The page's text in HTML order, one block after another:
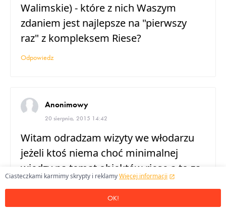
Walimskie) - które z nich Waszym
zdaniem jest najlepsze na "pierwszy
raz" z kompleksem Riese?
Odpowiedz
Anonimowy
20 sierpnia, 2015 14:42
Witam odradzam wizyty we włodarzu
jeżeli ktoś niema choć minimalnej
wiedzy na temat obiektów riese a to za
sprawą przewodnika (być możne ja
tylko tak źle trafiłem ) .Kompetencja
Ciasteczkami karmimy skrypty i reklamyWięcej informacji
OK!